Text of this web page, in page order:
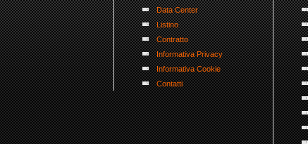
Data Center
Listino
Contratto
Informativa Privacy
Informativa Cookie
Contatti